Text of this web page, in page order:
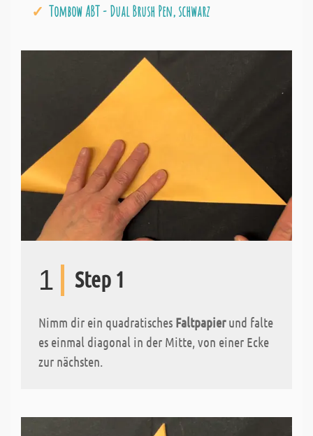
Tombow ABT - Dual Brush Pen, schwarz
1 Step 1
Nimm dir ein quadratisches Faltpapierund falte
es einmal diagonal in der Mitte, von einer Ecke
zur nächsten.